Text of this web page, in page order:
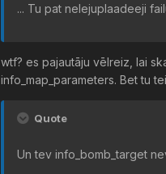
... Tu pat nelejuplaadeeji
wtf? es pajautāju vēlreiz, lai
info_map_parameters. Bet tu
Quote
Un tev info_bomb_target